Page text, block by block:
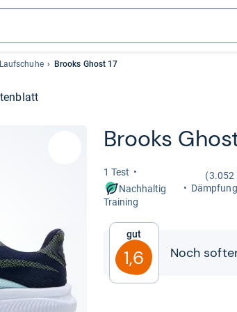
Brooks Ghost 17
Brooks
1 Test
(3.052
Nachhaltig
Trai­ning
Gut
1,6 Noch